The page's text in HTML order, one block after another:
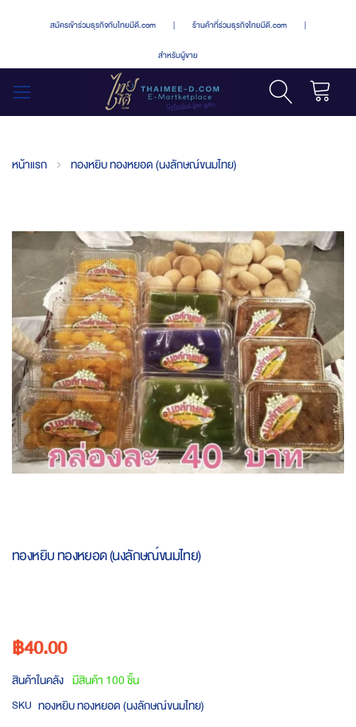
สมัครเข้าร่วมธุรกิจกับไทยมีดี.com | ร้านค้าที่ร่วมธุรกิจไทยมีดี.com |
สำหรับผู้ขาย
หน้าแรก ทองหยิบ ทองหยอด (นงลักษณ์ขนมไทย)
the
end
the
images
gallery
the
gallery
ทองหยิบ ทองหยอด (นงลักษณ์ขนมไทย)
฿40.00
สินค้าในคลัง มีสินค้า 100 ชิ้น
SKU ทองหยิบ ทองหยอด (นงลักษณ์ขนมไทย)